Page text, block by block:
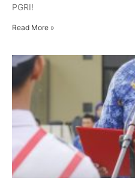
PGRI!
Read More »